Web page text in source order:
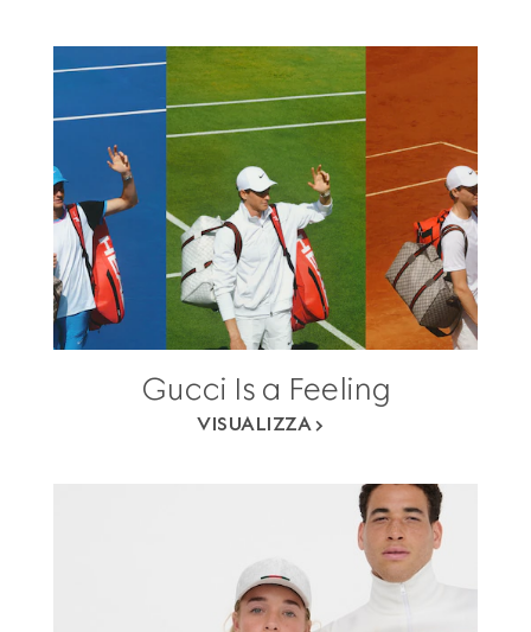
Gucci Is a Feeling
VISUALIZZA